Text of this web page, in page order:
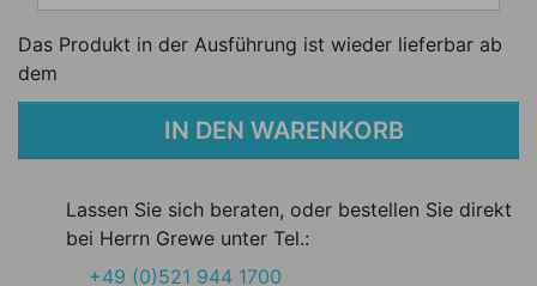
Das Produkt in der Ausführung ist wieder lieferbar ab
dem
IN DEN WARENKORB
Lassen Sie sich beraten, oder bestellen Sie direkt
bei Herrn Grewe unter Tel.:
+49 (0)521 944 1700